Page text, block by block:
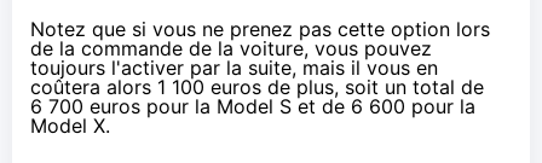
Notez que si vous ne prenez pas cette option lors
de la commande de la voiture, vous pouvez
toujours l'activer par la suite, mais il vous en
coûtera alors 1 100 euros de plus, soit un total de
6 700 euros pour la Model S et de 6 600 pour la
Model X.